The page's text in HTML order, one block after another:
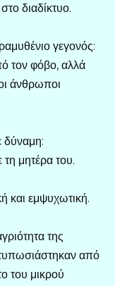
διαδίκτυο.
γεγονός:
τον φόβο, αλλά
άνθρωποι
δύναμη:
μητέρα του.
και εμψυχωτική.
της
από
του μικρού